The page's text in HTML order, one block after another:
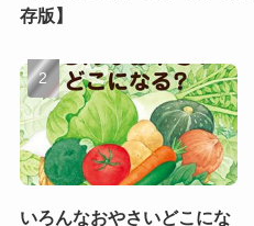
存版】
いろんなおやさいどこにな